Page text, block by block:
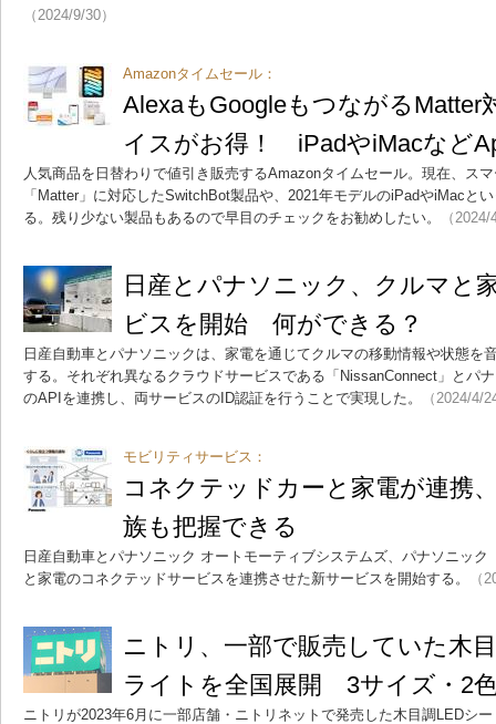
（2024/9/30）
Amazonタイムセール：
AlexaもGoogleもつながるMatter
イスがお得！ iPadやiMacなど
人気商品を日替わりで値引き販売するAmazonタイムセール。現在、ス
「Matter」に対応したSwitchBot製品や、2021年モデルのiPadやiMacと
る。残り少ない製品もあるので早目のチェックをお勧めしたい。
（
日産とパナソニック、クルマと
ビスを開始 何ができる？
日産自動車とパナソニックは、家電を通じてクルマの移動情報や状態を
する。それぞれ異なるクラウドサービスである「NissanConnect」とパ
のAPIを連携し、両サービスのID認証を行うことで実現した。
（2024/4/
モビリティサービス：
コネクテッドカーと家電が連携
族も把握できる
日産自動車とパナソニック オートモーティブシステムズ、パナソニッ
と家電のコネクテッドサービスを連携させた新サービスを開始する。
（
ニトリ、一部で販売していた木
ライトを全国展開 3サイズ・2
ニトリが2023年6月に一部店舗・ニトリネットで発売した木目調LEDシ